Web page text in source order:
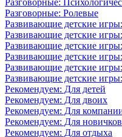
Разговорные:
Разговорные: Ролевые
Развивающие детские
Развивающие детские
Развивающие детские
Развивающие детские
Развивающие детские
Развивающие детские
Рекомендуем: Для детей
Рекомендуем: Для двоих
Рекомендуем: Для
Рекомендуем: Для новичков
Рекомендуем: Для отдыха